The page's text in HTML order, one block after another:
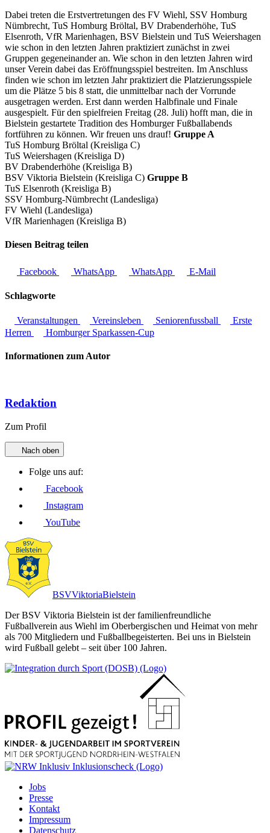
Dabei treten die Erstvertretungen des FV Wiehl, SSV Homburg
Nümbrecht, TuS Homburg Bröltal, BV Drabenderhöhe, TuS
Elsenroth, VfR Marienhagen, BSV Bielstein und TuS Weiershagen
wie schon in den letzten Jahren praktiziert zunächst in zwei
Gruppen gegeneinander an. Wie schon in den letzten Jahren wird
unser Verein dabei das Eröffnungsspiel bestreiten. Im Anschluss
finden wie schon im letzten Jahr praktiziert die Platzierungsspiele
um die Plätze 5 bis 8 statt, die unmittelbar nach der Vorrunde
ausgetragen werden. Erst dann werden Halbfinale und Finale
ausgespielt. Für den spielfreien Freitag (28. Juli) hofft man, die in
Bielstein gestartete Tradition des Homburger Fußballabends
fortführen zu können. Wir freuen uns drauf! Gruppe A
TuS Homburg Bröltal (Kreisliga C)
TuS Weiershagen (Kreisliga D)
BV Drabenderhöhe (Kreisliga B)
BSV Viktoria Bielstein (Kreisliga C) Gruppe B
TuS Elsenroth (Kreisliga B)
SSV Homburg-Nümbrecht (Landesliga)
FV Wiehl (Landesliga)
VfR Marienhagen (Kreisliga B)
Diesen Beitrag teilen
Facebook WhatsApp WhatsApp E-Mail
Schlagworte
Veranstaltungen Vereinsleben Seniorenfussball
Erste
Herren
Homburger Sparkassen-Cup
Informationen zum Autor
Redaktion
Zum Profil
Nach oben
Folge uns auf:
Facebook
Instagram
YouTube
BSVViktoriaBielstein
Der BSV Viktoria Bielstein ist der familienfreundliche
Fußballverein aus Wiehl im Oberbergischen und Heimat von mehr
als 700 Mitgliedern und Fußballbegeisterten. Bei uns in Bielstein
wird Fußball gelebt – seit über 100 Jahren.
Jobs
Presse
Kontakt
Impressum
Datenschutz